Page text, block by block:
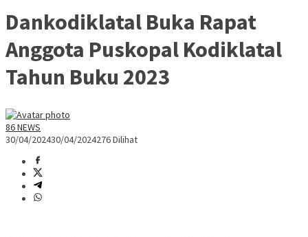
Dankodiklatal Buka Rapat
Anggota Puskopal Kodiklatal
Tahun Buku 2023
86 NEWS
30/04/202430/04/2024276 Dilihat